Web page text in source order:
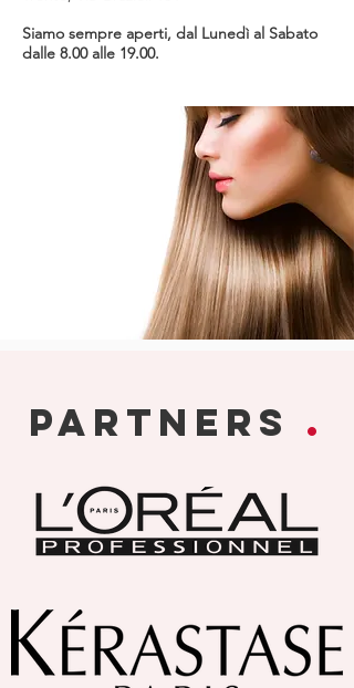
Siamo sempre aperti, dal Lunedì al Sabato
dalle 8.00 alle 19.00.
PARTNERS .